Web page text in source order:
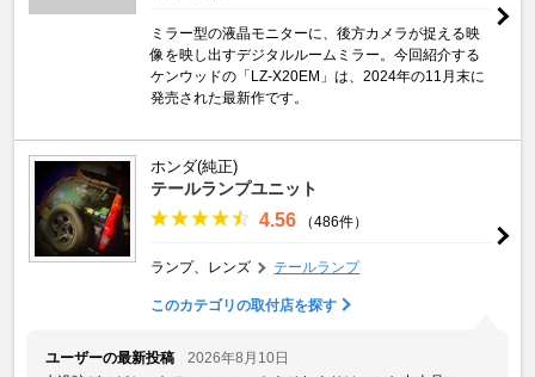
ミラー型の液晶モニターに、後方カメラが捉える映
像を映し出すデジタルルームミラー。今回紹介する
ケンウッドの「LZ-X20EM」は、2024年の11月末に
発売された最新作です。
ホンダ(純正)
テールランプユニット
4.56 （486件）
ランプ、レンズ テールランプ
このカテゴリの取付店を探す
ユーザーの最新投稿
2026年8月10日